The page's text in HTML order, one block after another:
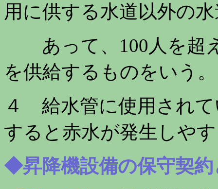
用に供する水道以外の
あって、100人を超
を供給するものをいう。
４ 給水管に使用されて
すると赤水が発生しや
◆昇降機設備の保守契約